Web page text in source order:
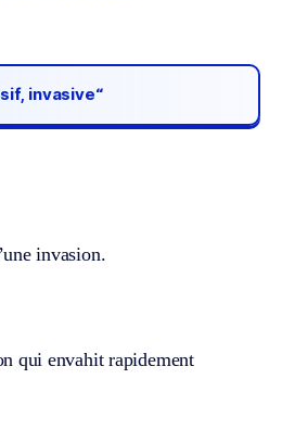
invasive“
invasion.
qui envahit rapidement